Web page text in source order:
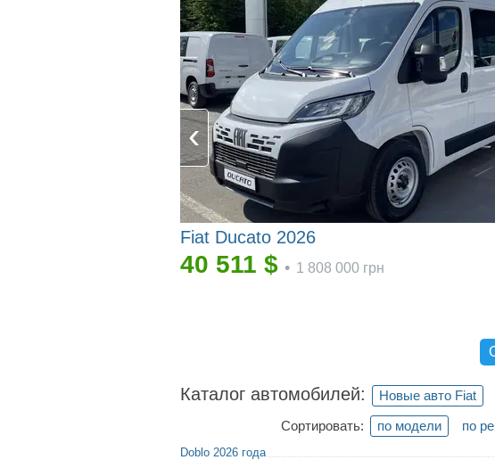
Fiat Ducato 2026
40 511 $ • 1 808 000 грн
Каталог автомобилей:
Новые авто Fiat
Сортировать:
по модели по
Doblo 2026 года